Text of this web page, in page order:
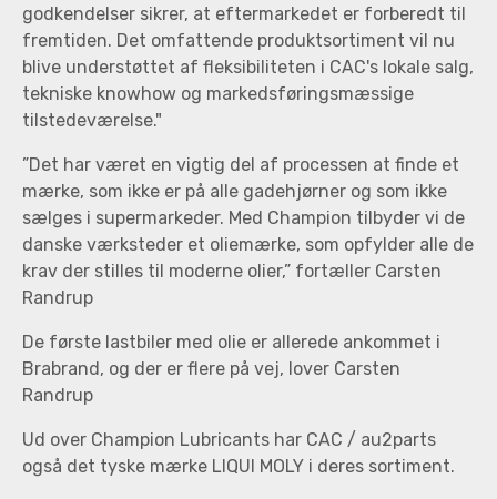
godkendelser sikrer, at eftermarkedet er forberedt til
fremtiden. Det omfattende produktsortiment vil nu
blive understøttet af fleksibiliteten i CAC's lokale salg,
tekniske knowhow og markedsføringsmæssige
tilstedeværelse."
”Det har været en vigtig del af processen at finde et
mærke, som ikke er på alle gadehjørner og som ikke
sælges i supermarkeder. Med Champion tilbyder vi de
danske værksteder et oliemærke, som opfylder alle de
krav der stilles til moderne olier,” fortæller Carsten
Randrup
De første lastbiler med olie er allerede ankommet i
Brabrand, og der er flere på vej, lover Carsten
Randrup
Ud over Champion Lubricants har CAC / au2parts
også det tyske mærke LIQUI MOLY i deres sortiment.